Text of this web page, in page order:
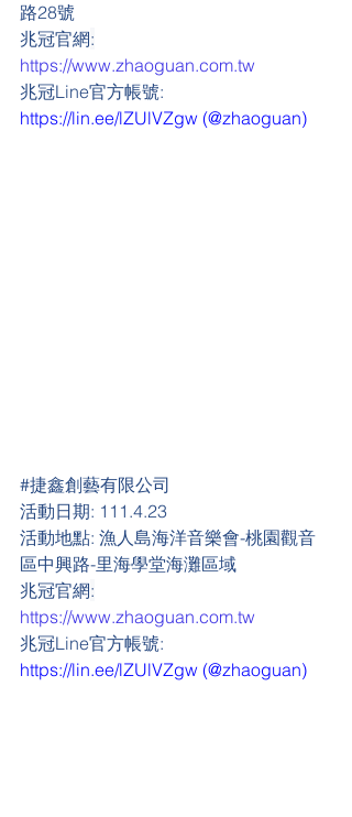
路28號
兆冠官網:
https://www.zhaoguan.com.tw
兆冠Line官方帳號:
https://lin.ee/lZUlVZgw (@zhaoguan)
#捷鑫創藝有限公司
活動日期: 111.4.23
活動地點: 漁人島海洋音樂會-桃園觀音
區中興路-里海學堂海灘區域
兆冠官網:
https://www.zhaoguan.com.tw
兆冠Line官方帳號:
https://lin.ee/lZUlVZgw (@zhaoguan)